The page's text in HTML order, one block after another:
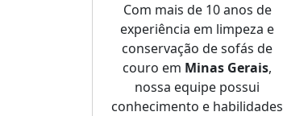
Com mais de 10 anos de
experiência em limpeza e
conservação de sofás de
couro em Minas Gerais,
nossa equipe possui
conhecimento e habilidades